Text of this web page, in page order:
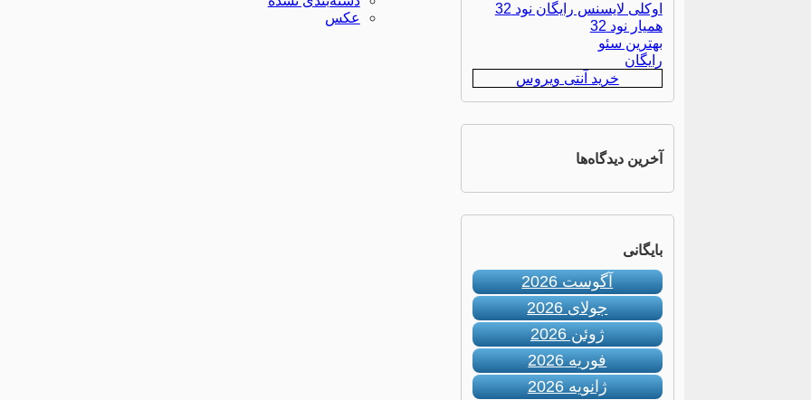
عکس
اوکلی لایسنس رایگان نود 32
همیار نود 32
بهترین سئو
رایگان
خرید آنتی ویروس
آخرین دیدگاه‌ها
بایگانی
آگوست 2026
جولای 2026
ژوئن 2026
فوریه 2026
ژانویه 2026